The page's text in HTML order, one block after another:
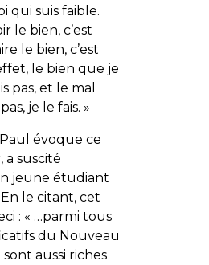
qui suis faible.
le bien, c’est
le bien, c’est
le bien que je
pas, et le mal
je le fais. »
évoque ce
suscité
jeune étudiant
le citant, cet
: « …parmi tous
du Nouveau
aussi riches